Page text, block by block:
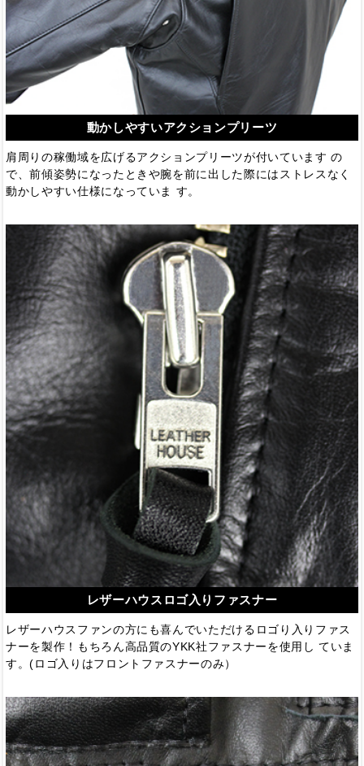
動かしやすいアクションプリーツ
肩周りの稼働域を広げるアクションプリーツが付いています の
で、前傾姿勢になったときや腕を前に出した際にはストレスなく
動かしやすい仕様になっていま す。
レザーハウスロゴ入りファスナー
レザーハウスファンの方にも喜んでいただけるロゴり入りファス
ナーを製作！もちろん高品質のYKK社ファスナーを使用し ていま
す。(ロゴ入りはフロントファスナーのみ）